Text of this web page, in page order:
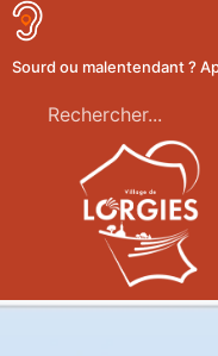
Sourd ou malentendant ?